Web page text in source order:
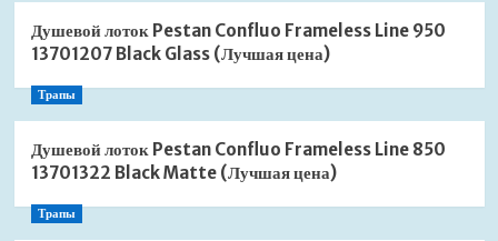
Душевой лоток Pestan Confluo Frameless Line 950
13701207 Black Glass (Лучшая цена)
Трапы
Душевой лоток Pestan Confluo Frameless Line 850
13701322 Black Matte (Лучшая цена)
Трапы